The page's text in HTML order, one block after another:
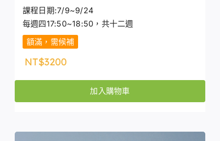
課程日期:7/9~9/24
每週四17:50~18:50，共十二週
額滿，需候補
NT$3200
加入購物車